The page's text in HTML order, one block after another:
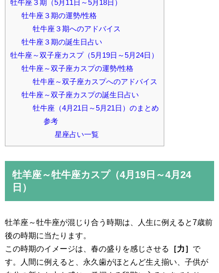
牡牛座３期（5月11日～5月18日）
牡牛座３期の運勢/性格
牡牛座３期へのアドバイス
牡牛座３期の誕生日占い
牡牛座～双子座カスプ（5月19日～5月24日）
牡牛座～双子座カスプの運勢/性格
牡牛座～双子座カスプへのアドバイス
牡牛座～双子座カスプの誕生日占い
牡牛座（4月21日～5月21日）のまとめ
参考
星座占い一覧
牡羊座～牡牛座カスプ（4月19日～4月24
日）
牡羊座～牡牛座が混じり合う時期は、人生に例えると7歳前
後の時期に当たります。
この時期のイメージは、春の盛りを感じさせる
［力］ で
す。人間に例えると、永久歯がほとんど生え揃い、子供が